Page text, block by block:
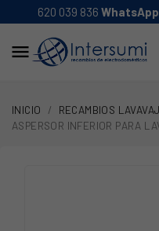
620 039 836 WhatsApp

INICIO RECAMBIOS
ASPERSOR INFERIOR PARA